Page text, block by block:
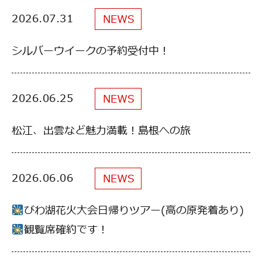
2026.07.31
NEWS
シルバーウイークの予約受付中！
2026.06.25
NEWS
松江、出雲など魅力満載！島根への旅
2026.06.06
NEWS
びわ湖花火大会日帰りツアー(高の原発着あり)
観覧席確約です！
2026.07.31
NEWS
シルバーウイークの予約受付中！
2026.06.25
NEWS
松江、出雲など魅力満載！島根への旅
2026.06.06
NEWS
びわ湖花火大会日帰りツアー(高の原発着あり)
観覧席確約です！